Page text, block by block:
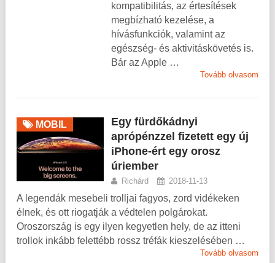
kompatibilitás, az értesítések
megbízható kezelése, a
hívásfunkciók, valamint az
egészség- és aktivitáskövetés is.
Bár az Apple …
Tovább olvasom
MOBIL
Egy fürdőkádnyi
aprópénzzel fizetett egy új
iPhone-ért egy orosz
úriember
Richárd 2018-11-13
A legendák mesebeli trolljai fagyos, zord vidékeken
élnek, és ott riogatják a védtelen polgárokat.
Oroszország is egy ilyen kegyetlen hely, de az itteni
trollok inkább felettébb rossz tréfák kieszelésében …
Tovább olvasom